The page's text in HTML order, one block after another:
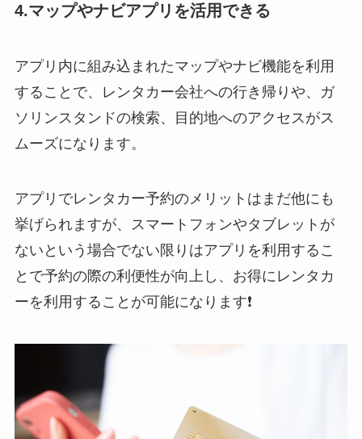
4.マップやナビアプリを活用できる
アプリ内に組み込まれたマップやナビ機能を利用
することで、レンタカー会社への行き帰りや、ガ
ソリンスタンドの検索、目的地へのアクセスがス
ムーズになります。
アプリでレンタカー予約のメリットはまだ他にも
挙げられますが、スマートフォンやタブレットが
ないという場合でない限りはアプリを利用するこ
とで予約の際の利便性が向上し、お得にレンタカ
ーを利用することが可能になります❗